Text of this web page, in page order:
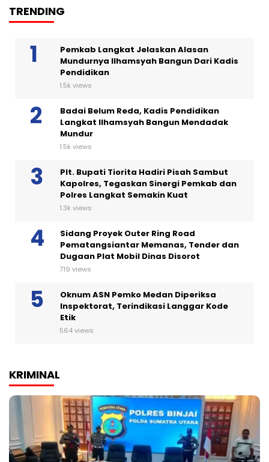
TRENDING
Pemkab Langkat Jelaskan Alasan
Mundurnya Ilhamsyah Bangun Dari Kadis
Pendidikan
1.5k views
Badai Belum Reda, Kadis Pendidikan
Langkat Ilhamsyah Bangun Mendadak
Mundur
1.5k views
Plt. Bupati Tiorita Hadiri Pisah Sambut
Kapolres, Tegaskan Sinergi Pemkab dan
Polres Langkat Semakin Kuat
1.3k views
Sidang Proyek Outer Ring Road
Pematangsiantar Memanas, Tender dan
Dugaan Plat Mobil Dinas Disorot
719 views
Oknum ASN Pemko Medan Diperiksa
Inspektorat, Terindikasi Langgar Kode
Etik
564 views
KRIMINAL